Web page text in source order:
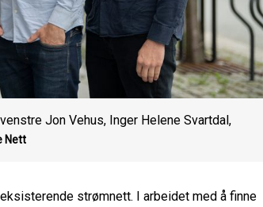
Jon Vehus, Inger Helene Svartdal,
Nett
strømnett. I arbeidet med å finne